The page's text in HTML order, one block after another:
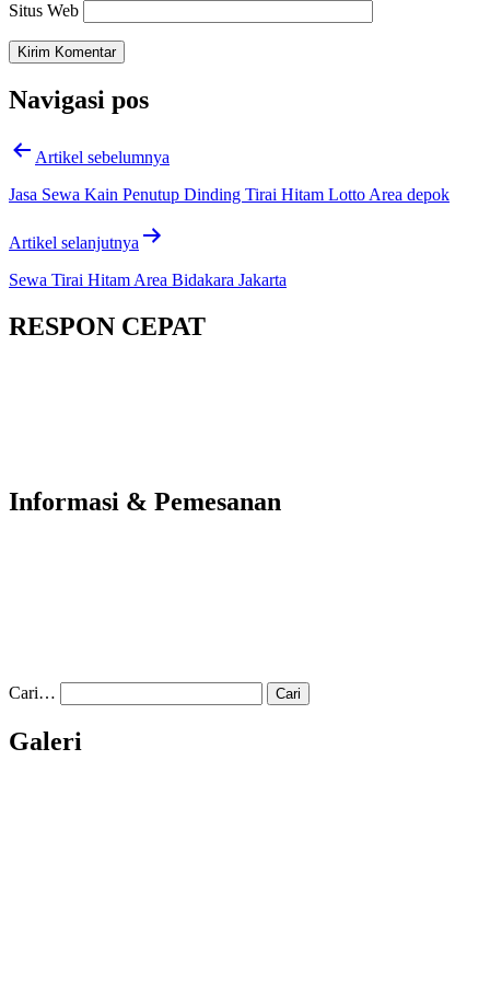
Situs Web
Navigasi pos
Artikel sebelumnya
Jasa Sewa Kain Penutup Dinding Tirai Hitam Lotto Area depok
Artikel selanjutnya
Sewa Tirai Hitam Area Bidakara Jakarta
RESPON CEPAT
Informasi & Pemesanan
Cari…
Galeri